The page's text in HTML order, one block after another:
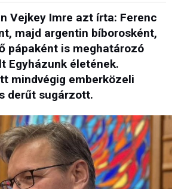
Vejkey Imre azt írta: Ferenc
majd argentin bíborosként,
pápaként is meghatározó
Egyházunk életének.
mindvégig emberközeli
derűt sugárzott.